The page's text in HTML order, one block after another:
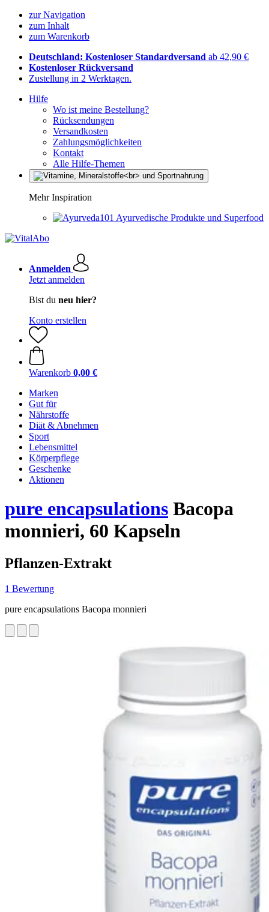
zur Navigation
zum Inhalt
zum Warenkorb
Deutschland: Kostenloser Standardversand ab 42,90 €
Kostenloser Rückversand
Zustellung in 2 Werktagen.
Hilfe
Wo ist meine Bestellung?
Rücksendungen
Versandkosten
Zahlungsmöglichkeiten
Kontakt
Alle Hilfe-Themen
Mehr Inspiration
Ayurvedische Produkte und Superfood
Anmelden
Jetzt anmelden
Bist du neu hier?
Konto erstellen
Warenkorb 0,00 €
Marken
Gut für
Nährstoffe
Diät & Abnehmen
Sport
Lebensmittel
Körperpflege
Geschenke
Aktionen
pure encapsulations Bacopa
monnieri, 60 Kapseln
Pflanzen-Extrakt
1 Bewertung
pure encapsulations Bacopa monnieri